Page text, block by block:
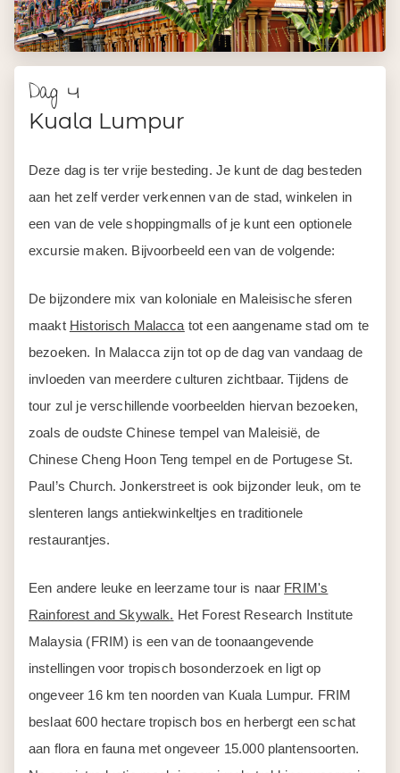
Dag 4
Kuala Lumpur
Deze dag is ter vrije besteding. Je kunt de dag besteden
aan het zelf verder verkennen van de stad, winkelen in
een van de vele shoppingmalls of je kunt een optionele
excursie maken. Bijvoorbeeld een van de volgende:
De bijzondere mix van koloniale en Maleisische sferen
maakt Historisch Malacca tot een aangename stad om te
bezoeken. In Malacca zijn tot op de dag van vandaag de
invloeden van meerdere culturen zichtbaar. Tijdens de
tour zul je verschillende voorbeelden hiervan bezoeken,
zoals de oudste Chinese tempel van Maleisië, de
Chinese Cheng Hoon Teng tempel en de Portugese St.
Paul’s Church. Jonkerstreet is ook bijzonder leuk, om te
slenteren langs antiekwinkeltjes en traditionele
restaurantjes.
Een andere leuke en leerzame tour is naar FRIM's
Rainforest and Skywalk. Het Forest Research Institute
Malaysia (FRIM) is een van de toonaangevende
instellingen voor tropisch bosonderzoek en ligt op
ongeveer 16 km ten noorden van Kuala Lumpur. FRIM
beslaat 600 hectare tropisch bos en herbergt een schat
aan flora en fauna met ongeveer 15.000 plantensoorten.